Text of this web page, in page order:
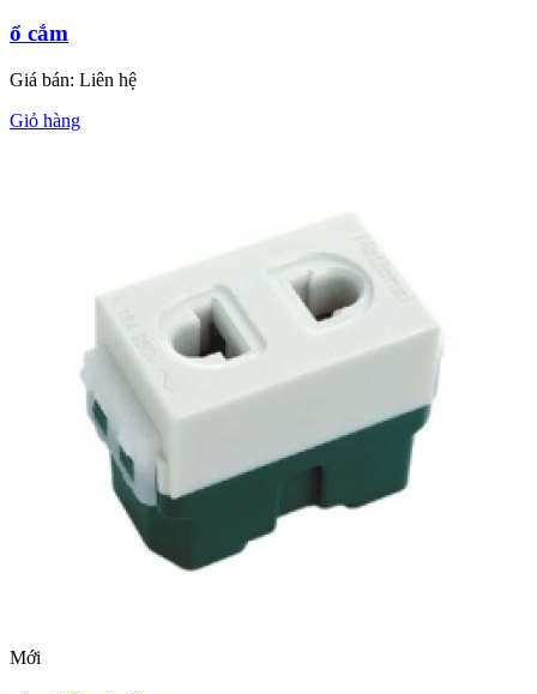
ổ cắm
Giá bán: Liên hệ
Giỏ hàng
Mới